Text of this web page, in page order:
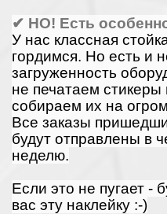
✔ НО! Есть
У нас классная
гордимся. Но есть и
загруженность
не печатаем
собираем их на
Все заказы
будут отправлены в
неделю.
Если это не пугает -
вас эту наклейку :-)